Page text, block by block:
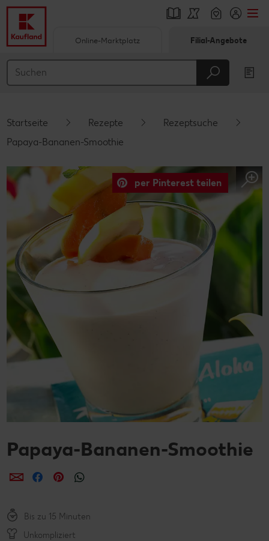
Hauptinhalt
Schwebender Seitenbereich
Online-Marktplatz Filial-Angebote
Startseite Rezepte
Rezeptsuche
Papaya-Bananen-Smoothie
per Pinterest teilen
Papaya-Bananen-Smoothie
per E-Mail teilen
per Facebook teilen
per Pinterest teilen
Bis zu 15 Minuten
Unkompliziert